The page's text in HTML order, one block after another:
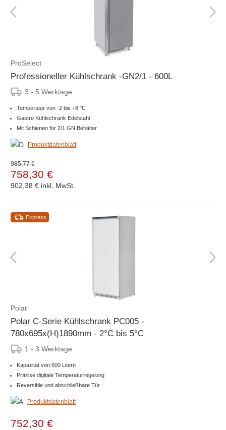
ProSelect
Professioneller Kühlschrank -GN2/1 - 600L
3 - 5 Werktage
Temperatur von -2 bis +8 °C
Gastro Kühlschrank Edelstahl
Mit Schienen für 2/1 GN Behälter
Produktdatenblatt
985,77 €
758,30 €
902,38 € inkl. MwSt.
Express
Polar
Polar C-Serie Kühlschrank PC005 -
780x695x(H)1890mm - 2°C bis 5°C
1 - 3 Werktage
Kapazität von 600 Litern
Präzise digitale Temperaturregelung
Reversible und abschließbare Tür
Produktdatenblatt
752,30 €